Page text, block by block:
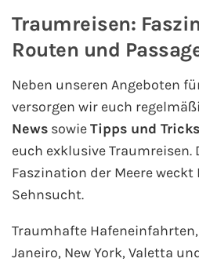
AIDA Nordeuropa
AIDA Westeuropa
AIDA Ostsee
AIDA Orient
AIDA Adria
Traumreisen:
Routen und
Neben unseren Angeboten
versorgen wir euch
News sowieTipps und Tricks
euch exklusive Traumreisen.
Faszination der Meere weckt
Sehnsucht.
Traumhafte
Janeiro, New York, Valetta